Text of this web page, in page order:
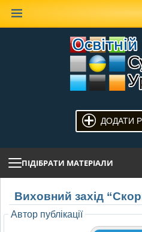
ДОДАТИ
ПІДІБРАТИ МАТЕРІАЛИ
Виховний захід
Автор публікації